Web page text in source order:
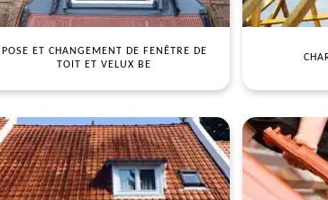
POSE ET CHANGEMENT DE FENÊTRE DE
TOIT ET VELUX BE